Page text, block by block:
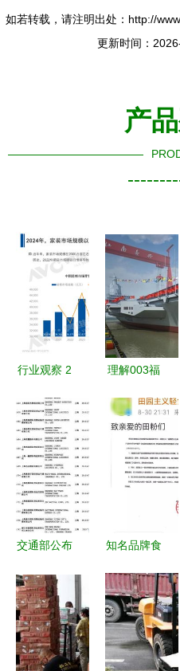
如若转载，请注明出处：http://
更新时间：
产
行业观察 2
个月，国庆
家居家电销
售爆火背后
的装卸服务
挑战
理解003福
背后的多元
解读与改进
方向
交通部公布
船承运业务
经营者名单
行业监管再
升级
知名品牌食
紧急检查你
家的食品储
存